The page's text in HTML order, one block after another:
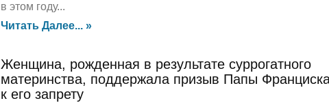
в этом году...
Читать Далее... »
Женщина, рожденная в результате суррогатного
материнства, поддержала призыв Папы
к его запрету